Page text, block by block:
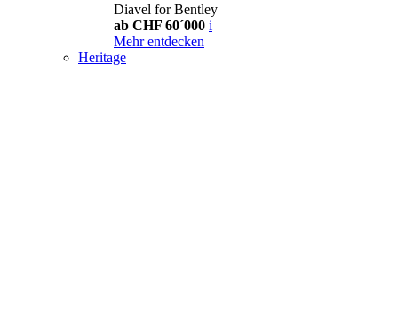
Diavel for Bentley
ab CHF 60´000 i
Mehr entdecken
Heritage